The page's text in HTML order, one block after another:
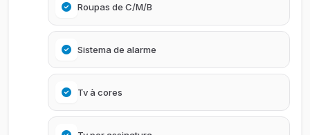
Roupas de C/M/B
Sistema de alarme
Tv à cores